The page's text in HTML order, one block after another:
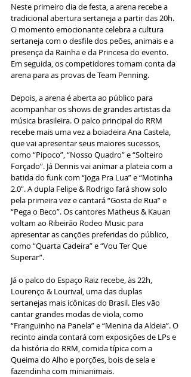
Neste primeiro dia de festa, a arena recebe a
tradicional abertura sertaneja a partir das 20h.
O momento emocionante celebra a cultura
sertaneja com o desfile dos peões, animais e a
presença da Rainha e da Princesa do evento.
Em seguida, os competidores tomam conta da
arena para as provas de Team Penning.
Depois, a arena é aberta ao público para
acompanhar os shows de grandes artistas da
música brasileira. O palco principal do RRM
recebe mais uma vez a boiadeira Ana Castela,
que vai apresentar seus maiores sucessos,
como “Pipoco”, “Nosso Quadro” e “Solteiro
Forçado”. Já Dennis vai animar a plateia com a
batida do funk com “Joga Pra Lua” e “Motinha
2.0”. A dupla Felipe & Rodrigo fará show solo
pela primeira vez e cantará “Gosta de Rua” e
“Pega o Beco”. Os cantores Matheus & Kauan
voltam ao Ribeirão Rodeo Music para
apresentar as canções preferidas do público,
como “Quarta Cadeira” e “Vou Ter Que
Superar”.
Já o palco do Espaço Raiz recebe, às 22h,
Lourenço & Lourival, uma das duplas
sertanejas mais icônicas do Brasil. Eles vão
cantar grandes modas de viola, como
“Franguinho na Panela” e “Menina da Aldeia”. O
recinto ainda contará com exposições de LPs e
da história do RRM, comida típica com a
Queima do Alho e porções, bois de sela e
fazendinha com minianimais.